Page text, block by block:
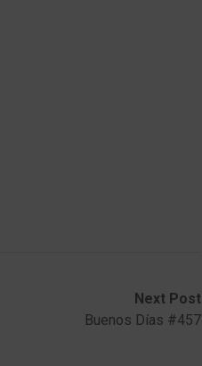
Next Post
Buenos Días #457